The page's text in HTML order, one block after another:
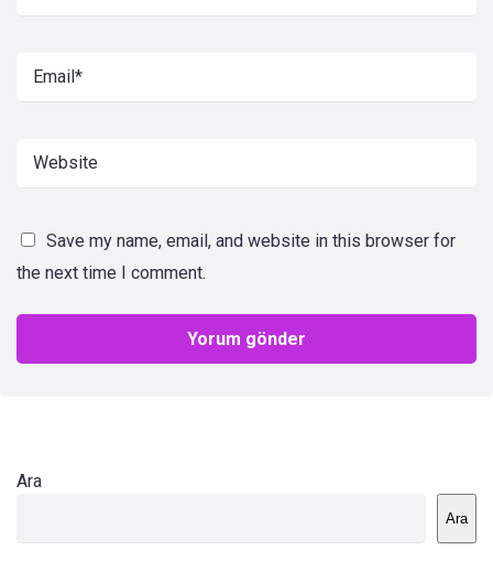
Save my name, email, and website in this browser for
the next time I comment.
Ara
Ara